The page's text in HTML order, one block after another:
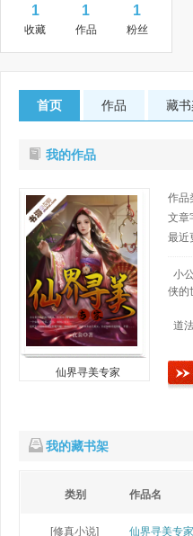
1
收藏
1
作品
1
粉丝
首页 作品 藏书
我的作品
仙界寻美专家
作品
文章
最近
小
侠的
道
我的藏书架
类别 作品名
[修真小说] 仙界寻美专家